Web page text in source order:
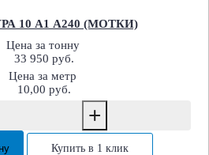
10 А1 А240 (МОТКИ)
Цена за тонну
33 950 руб.
Цена за метр
10,00 руб.
+
Купить в 1 клик